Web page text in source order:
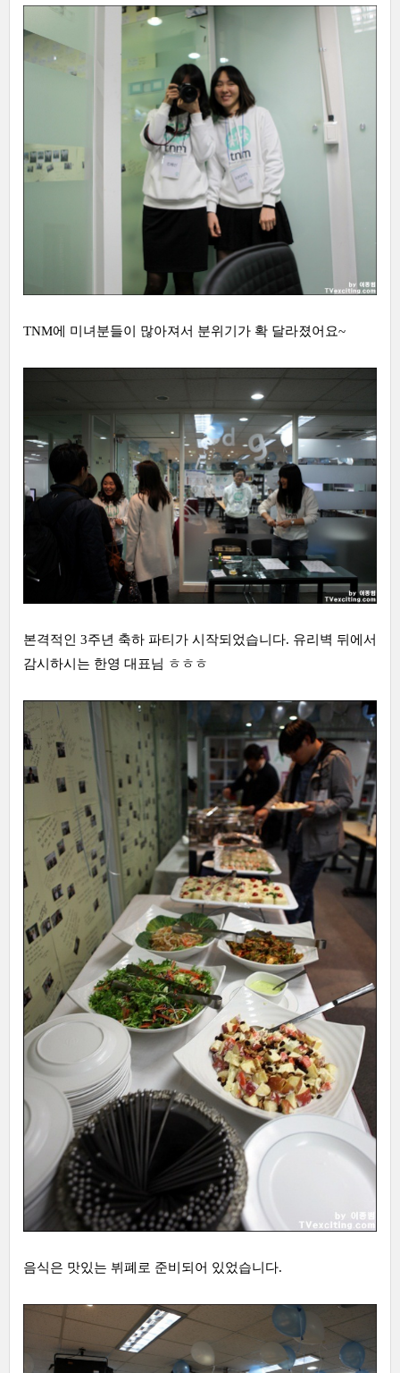
TNM에 미녀분들이 많아져서 분위기가 확 달라졌어요~
본격적인 3주년 축하 파티가 시작되었습니다. 유리벽 뒤에서
감시하시는 한영 대표님 ㅎㅎㅎ
음식은 맛있는 뷔폐로 준비되어 있었습니다.